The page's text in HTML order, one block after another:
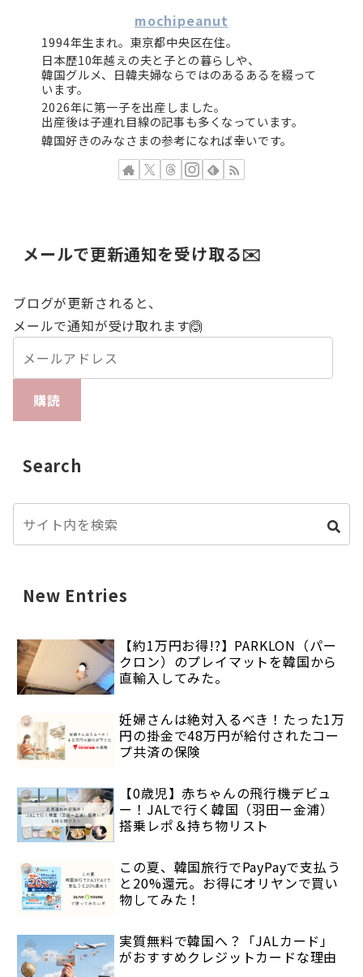
mochipeanut
1994年生まれ。東京都中央区在住。
日本歴10年越えの夫と子との暮らしや、
韓国グルメ、日韓夫婦ならではのあるあるを綴って
います。
2026年に第一子を出産しました。
出産後は子連れ目線の記事も多くなっています。
韓国好きのみなさまの参考になれば幸いです。
メールで更新通知を受け取る✉️
ブログが更新されると、
メールで通知が受け取れます🙆
購読
Search
New Entries
【約1万円お得!?】PARKLON（パー
クロン）のプレイマットを韓国から
直輸入してみた。
妊婦さんは絶対入るべき！たった1万
円の掛金で48万円が給付されたコー
プ共済の保険
【0歳児】赤ちゃんの飛行機デビュ
ー！JALで行く韓国（羽田ー金浦）
搭乗レポ＆持ち物リスト
この夏、韓国旅行でPayPayで支払う
と20%還元。お得にオリヤンで買い
物してみた！
実質無料で韓国へ？「JALカード」
がおすすめクレジットカードな理由